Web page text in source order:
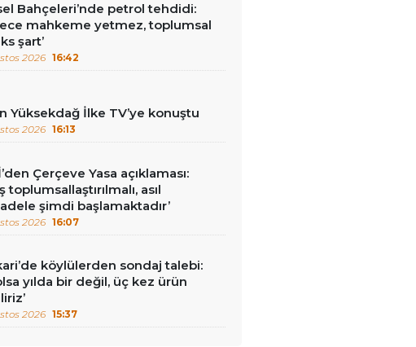
Bahçeleri’nde petrol tehdidi:
mahkeme yetmez, toplumsal
şart’
2026 16:42
Yüksekdağ İlke TV’ye konuştu
2026 16:13
Çerçeve Yasa açıklaması:
toplumsallaştırılmalı, asıl
şimdi başlamaktadır’
2026 16:07
köylülerden sondaj talebi:
yılda bir değil, üç kez ürün
2026 15:37